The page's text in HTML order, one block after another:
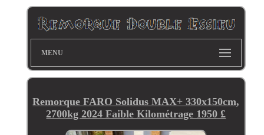
MENU
Remorque FARO Solidus MAX+ 330x150cm,
2700kg 2024 Faible Kilométrage 1950 £